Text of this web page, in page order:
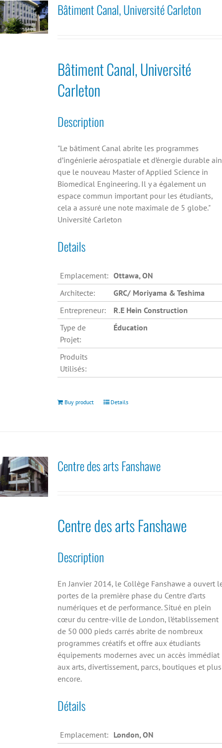
Bâtiment Canal, Université Carleton
Bâtiment Canal, Université
Carleton
Description
"Le bâtiment Canal abrite les programmes
d’ingénierie aérospatiale et d’énergie durable
que le nouveau Master of Applied Science in
Biomedical Engineering. Il y a également un
espace commun important pour les étudiants,
cela a assuré une note maximale de 5 globe."
Université Carleton
Details
Emplacement: Ottawa, ON
Architecte:
GRC/ Moriyama & Teshima
Entrepreneur:
R.E Hein Construction
Type de
Projet:
Éducation
Produits
Utilisés:
Buy product Details
Centre des arts Fanshawe
Centre des arts Fanshawe
Description
En Janvier 2014, le Collège Fanshawe a ouvert
portes de la première phase du Centre d’arts
numériques et de performance. Situé en plein
cœur du centre-ville de London, l’établissement
de 50 000 pieds carrés abrite de nombreux
programmes créatifs et offre aux étudiants
équipements modernes avec un accès immédiat
aux arts, divertissement, parcs, boutiques et plus
encore.
Détails
Emplacement: London, ON